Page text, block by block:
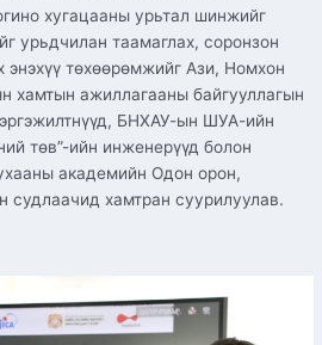
хугацааны урьтал шинжийг
урьдчилан таамаглах, соронзон
энэхүү төхөөрөмжийг Ази, Номхон
хамтын ажиллагааны байгууллагын
БНХАУ-ын ШУА-ийн
төв”-ийн инженерүүд болон
академийн Одон орон,
судлаачид хамтран суурилуулав.